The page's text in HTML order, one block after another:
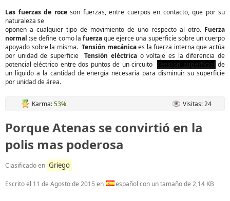
Las fuerzas de roceson fuerzas, entre cuerpos en contacto, que por su
naturaleza se
oponen a cualquier tipo de movimiento de uno respecto al otro. Fuerza
normal :se define como la fuerzaque ejerce una superficie sobre un cuerpo
apoyado sobre la misma. Tensión mecánicaes la fuerza interna que actúa
por unidad de superficieTensión eléctrica o voltaje es la diferencia de
potencial eléctrico entre dos puntos de un circuito
de
un líquido a la cantidad de energía necesaria para disminuir su superficie
por unidad de área.
Karma:53% Visitas: 24
Porque Atenas se convirtió en la
polis mas poderosa
Clasificado en Griego
Escrito el 11 de Agosto de 2015 en español con un tamaño de 2,14 KB